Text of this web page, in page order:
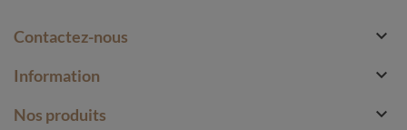
Contactez-nous 
Information 
Nos produits 